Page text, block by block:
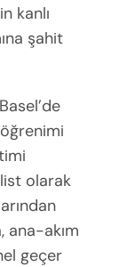
kanlı
şahit
olarak
ana-akım
geçer